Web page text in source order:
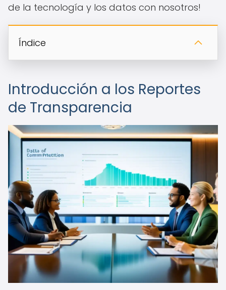
de la tecnología y los datos con nosotros!
Índice
Introducción a los Reportes
de Transparencia